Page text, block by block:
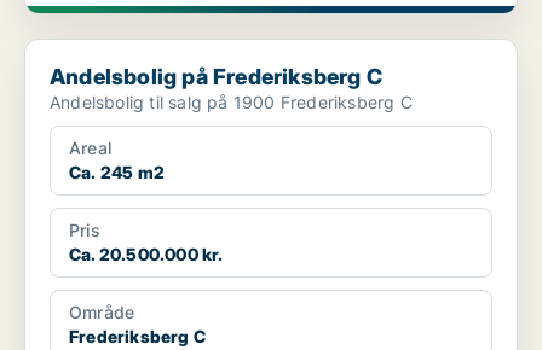
Andelsbolig på Frederiksberg C
Andelsbolig på Frederiksberg C
Andelsbolig til salg på 1900 Frederiksberg C
Areal
Ca. 245 m2
Pris
Ca. 20.500.000 kr.
Område
Frederiksberg C